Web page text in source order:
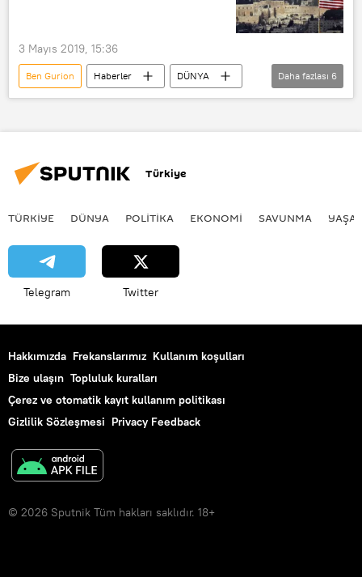
3 Mayıs 2019, 15:36
Ben Gurion Haberler
DÜNYA
Ortadoğu
ABD
İsrail
Daha fazlası 6
Türkiye
TÜRKIYE DÜNYA POLİTİKA EKONOMİ SAVUNMA
Telegram Twitter
Hakkımızda Frekanslarımız Kullanım koşulları
Bize ulaşın Topluluk kuralları
Çerez ve otomatik kayıt kullanım politikası
Gizlilik Sözleşmesi Privacy Feedback
© 2026 Sputnik Tüm hakları saklıdır. 18+